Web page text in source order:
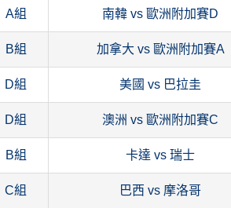
A組 南韓 vs 歐洲附加賽D
B組 加拿大 vs 歐洲附加賽A
D組 美國 vs 巴拉圭
D組 澳洲 vs 歐洲附加賽C
B組 卡達 vs 瑞士
C組 巴西 vs 摩洛哥